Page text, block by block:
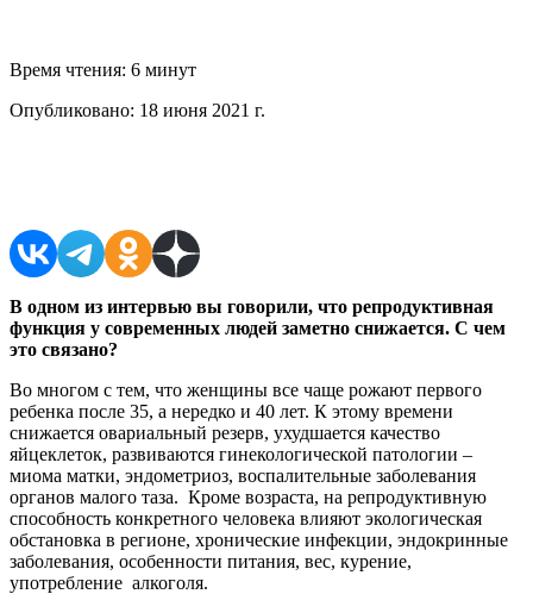
Время чтения: 6 минут
Опубликовано: 18 июня 2021 г.
В одном из интервью вы говорили, что репродуктивная
функция у современных людей заметно снижается. С чем
это связано?
Во многом с тем, что женщины все чаще рожают первого
ребенка после 35, а нередко и 40 лет. К этому времени
снижается овариальный резерв, ухудшается качество
яйцеклеток, развиваются гинекологической патологии –
миома матки, эндометриоз, воспалительные заболевания
органов малого таза. Кроме возраста, на репродуктивную
способность конкретного человека влияют экологическая
обстановка в регионе, хронические инфекции, эндокринные
заболевания, особенности питания, вес, курение,
употребление алкоголя.